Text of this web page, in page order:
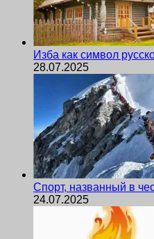
Изба как символ
28.07.2025
Спорт, названный в
24.07.2025